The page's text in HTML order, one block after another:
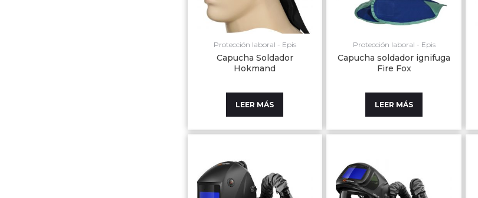
Protección laboral - Epis
Capucha Soldador
Hokmand
LEER MÁS
Protección laboral - Epis
Capucha soldador ignifuga
Fire Fox
LEER MÁS